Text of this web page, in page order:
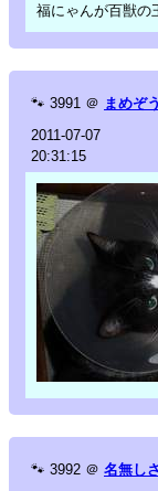
福にゃんが百獣の
🐾 3991 ＠ まめぞう
2011-07-07
20:31:15
🐾 3992 ＠ 名無し